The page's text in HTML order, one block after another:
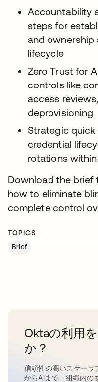
Accountability
steps for
and ownership
lifecycle
Zero Trust for
controls like
access
deprovisioning
Strategic quick
credential
rotations
Download the brief
how to eliminate
complete control
TOPICS
Brief
Oktaの利用
か？
信頼性の高いスケーラ
からAIまで、組織内の